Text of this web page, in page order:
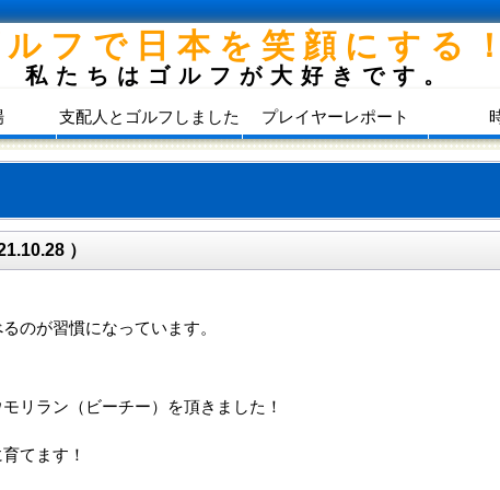
ルフで日本を笑顔にする！
私たちはゴルフが大好きです。
支配人とゴルフしました プレイヤーレポート
）
のが習慣になっています。
リラン（ビーチー）を頂きました！
てます！